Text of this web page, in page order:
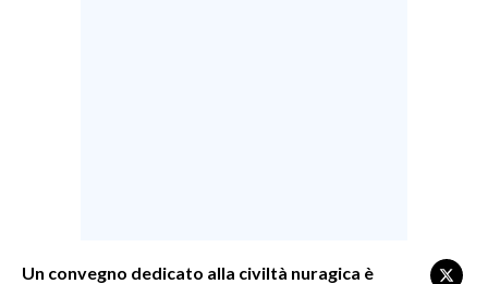
Un convegno dedicato alla civiltà nuragica è